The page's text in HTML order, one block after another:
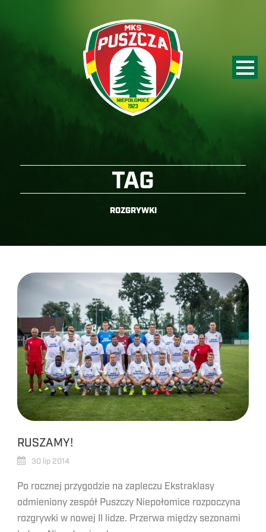
TAG
ROZGRYWKI
RUSZAMY!
30 lip 2014
Po rocznej przygodzie na zapleczu Ekstraklasy
odmieniony zespół Puszczy Niepołomice rozpoczyna
rozgrywki w nowej II lidze. Przerwa między sezonami